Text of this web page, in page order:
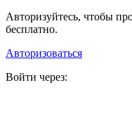
Авторизуйтесь, чтобы
бесплатно.
Авторизоваться
Войти через: